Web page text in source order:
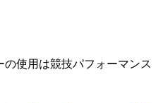
使用は競技パフォーマンス